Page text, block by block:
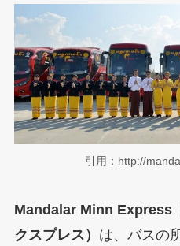
引用：http://
Mandalar Minn Express
クスプレス） は、バスの